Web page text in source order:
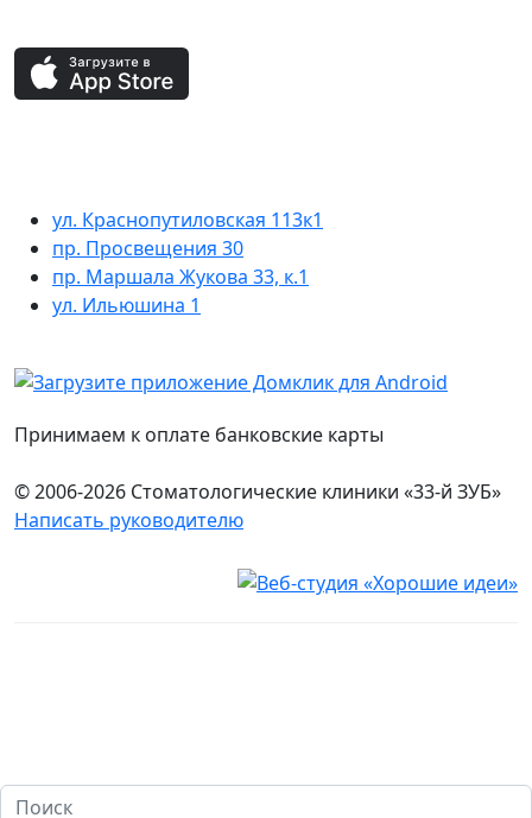
ул. Краснопутиловская 113к1
пр. Просвещения 30
пр. Маршала Жукова 33, к.1
ул. Ильюшина 1
Принимаем к оплате банковские карты
© 2006-2026 Стоматологические клиники «33-й ЗУБ»
Написать руководителю